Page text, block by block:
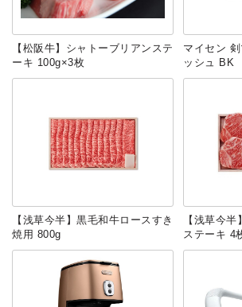
【松阪牛】シャトーブリアンステ
ーキ 100g×3枚
マイセン
ッシュ BK
【浅草今半】黒毛和牛ロースすき
焼用 800g
【浅草今
ステーキ 4